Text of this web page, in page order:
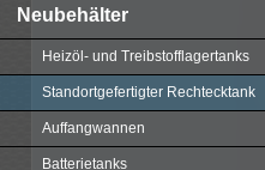
Neubehälter
Heizöl- und Treibstofflagertanks
Standortgefertigter Rechtecktank
Auffangwannen
Batterietanks